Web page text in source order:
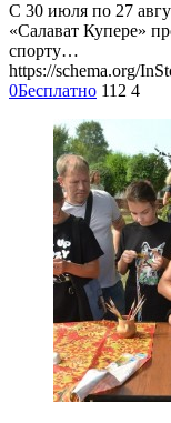
С 30 июля по 27
«Салават Купере»
спорту…
https://schema.org/
0Бесплатно 112 4